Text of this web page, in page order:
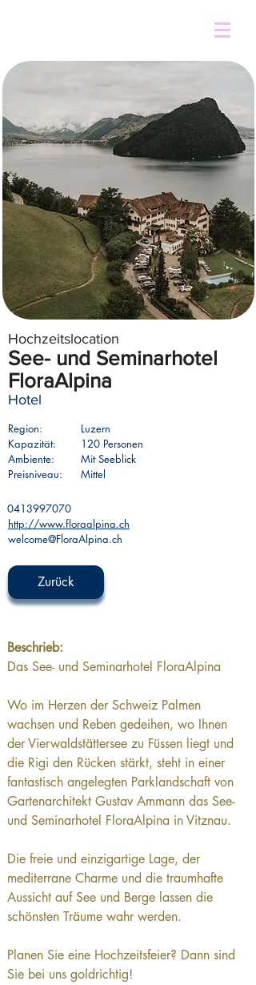
Hochzeitslocation
See- und Seminarhotel
FloraAlpina
Hotel
Region:
Luzern
Kapazität:
120 Personen
Ambiente:
Mit Seeblick
Preisniveau:
Mittel
0413997070
http://www.floraalpina.ch
welcome@FloraAlpina.ch
Zurück
Beschrieb:
Das See- und Seminarhotel FloraAlpina
Wo im Herzen der Schweiz Palmen
wachsen und Reben gedeihen, wo Ihnen
der Vierwaldstättersee zu Füssen liegt und
die Rigi den Rücken stärkt, steht in einer
fantastisch angelegten Parklandschaft von
Gartenarchitekt Gustav Ammann das See-
und Seminarhotel FloraAlpina in Vitznau.
Die freie und einzigartige Lage, der
mediterrane Charme und die traumhafte
Aussicht auf See und Berge lassen die
schönsten Träume wahr werden.
Planen Sie eine Hochzeitsfeier? Dann sind
Sie bei uns goldrichtig!